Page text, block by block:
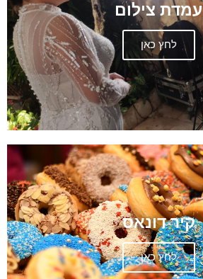
עמדת צילום
לחץ כאן
קיר דונאס
לחץ כאן